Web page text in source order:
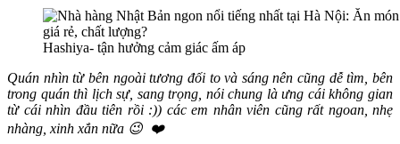
Hashiya- tận hưởng cảm giác ấm áp
Quán nhìn từ bên ngoài tương đối to và sáng nên cũng dễ tìm, bên
trong quán thì lịch sự, sang trọng, nói chung là ưng cái không gian
từ cái nhìn đầu tiên rồi :)) các em nhân viên cũng rất ngoan, nhẹ
nhàng, xinh xắn nữa 😉 ❤️